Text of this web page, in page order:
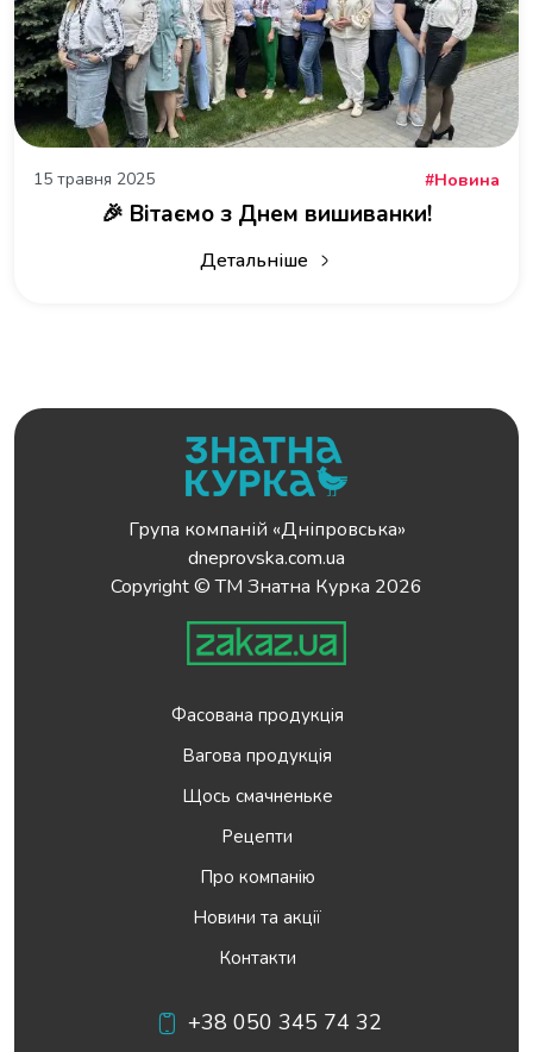
15 травня 2025 Новина
🎉 Вітаємо з Днем вишиванки!
Детальніше
про 🎉 Вітаємо з Днем вишиванки!
Група компаній «Дніпровська»
dneprovska.com.ua
Copyright © ТМ Знатна Курка 2026
Фасована продукція
Вагова продукція
Щось смачненьке
Рецепти
Про компанію
Новини та акції
Контакти
+38 050 345 74 32